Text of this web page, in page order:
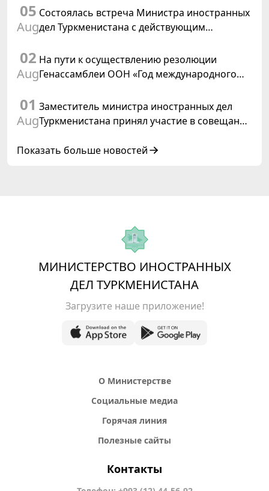
Швейцарской Конфедерации
05
Aug
Состоялась встреча Министра иностранных
дел Туркменистана с действующим
02
Aug
На пути к осуществлению резолюции
Генассамблеи ООН «Год международного
Туркменистаном
01
Aug
Заместитель министра иностранных дел
Туркменистана принял участие в совещании
сотрудничества «Центральная Азия –
Показать больше новостей
МИНИСТЕРСТВО ИНОСТРАННЫХ
ДЕЛ ТУРКМЕНИСТАНА
Загрузите наше приложение!
О Министерстве
Социальные медиа
Горячая линия
Полезные сайты
Контакты